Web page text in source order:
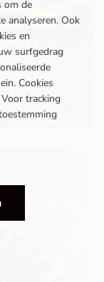
om de
analyseren. Ook
en
surfgedrag
Cookies
tracking